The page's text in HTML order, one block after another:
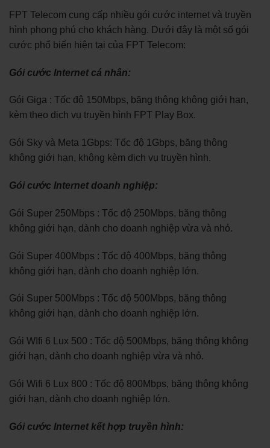
FPT Telecom cung cấp nhiều gói cước internet và truyền
hình phong phú cho khách hàng. Dưới đây là một số gói
cước phổ biến hiện tại của FPT Telecom:
Gói cước Internet cá nhân:
Gói Giga : Tốc độ 150Mbps, băng thông không giới hạn,
kèm theo dịch vụ truyền hình FPT Play Box.
Gói Sky và Meta 1Gbps: Tốc độ 1Gbps, băng thông
không giới hạn, không kèm dịch vụ truyền hình.
Gói cước Internet doanh nghiệp:
Gói Super 250Mbps : Tốc độ 250Mbps, băng thông
không giới hạn, dành cho doanh nghiệp vừa và nhỏ.
Gói Super 400Mbps : Tốc độ 400Mbps, băng thông
không giới hạn, dành cho doanh nghiệp lớn.
Gói Super 500Mbps : Tốc độ 500Mbps, băng thông
không giới hạn, dành cho doanh nghiệp lớn.
Gói WIfi 6 Lux 500 : Tốc độ 500Mbps, băng thông không
giới hạn, dành cho doanh nghiệp vừa và nhỏ.
Gói Wifi 6 Lux 800 : Tốc độ 800Mbps, băng thông không
giới hạn, dành cho doanh nghiệp lớn.
Gói cước Internet kết hợp truyền hình: